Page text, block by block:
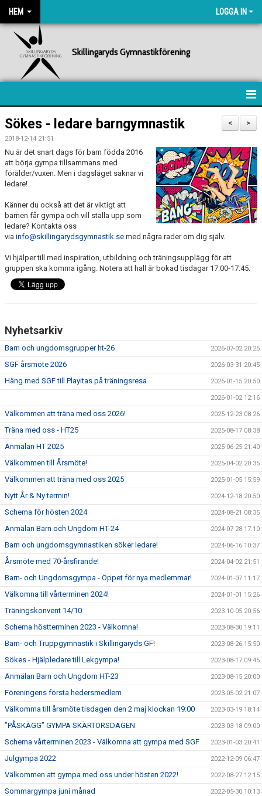
HEM LOGGA IN
Skillingaryds Gymnastikförening
HEM
NYHETER
FÖRENINGEN
BILDGALLERI
VÅRA LEDARE
>
<
Sökes - ledare barngymnastik
2018-12-14 21:51
Nu är det snart dags för barn födda 2016
att börja gympa tillsammans med
förälder/vuxen. Men i dagsläget saknar vi
ledare!
Känner du också att det är viktigt att
barnen får gympa och vill ställa upp som
ledare? Kontakta oss
via info@skillingarydsgymnastik.se med några rader om dig själv.
Vi hjälper till med inspiration, utbildning och träningsupplägg för att
gruppen ska komma igång. Notera att hall är bokad tisdagar 17:00-17:45.
Nyhetsarkiv
Barn och ungdomsgrupper ht-26 2026-07-02 20:25
SGF årsmöte 2026 2026-03-31 20:45
Häng med SGF till Playitas på träningsresa 2026-01-15 20:50
2026-01-02 12:16
Välkommen att träna med oss 2026! 2025-12-23 08:26
Träna med oss - HT25 2025-08-17 08:38
Anmälan HT 2025 2025-06-25 21:40
Välkommen till Årsmöte! 2025-04-02 20:35
Välkommen att träna med oss 2025 2025-01-05 15:59
Nytt År & Ny termin! 2024-12-18 20:50
Schema för hösten 2024 2024-08-21 08:35
Anmälan Barn och Ungdom HT-24 2024-07-28 17:10
Barn och ungdomsgymnastiken söker ledare! 2024-06-16 10:37
Årsmöte med 70-årsfirande! 2024-04-02 21:51
Barn- och Ungdomsgympa - Öppet för nya medlemmar! 2024-01-07 11:17
Välkomna till vårterminen 2024! 2024-01-01 15:26
Träningskonvent 14/10 2023-10-05 20:56
Schema höstterminen 2023 - Välkomna! 2023-08-30 19:11
Barn- och Truppgymnastik i Skillingaryds GF! 2023-08-26 15:50
Sökes - Hjälpledare till Lekgympa! 2023-08-17 09:45
Anmälan Barn och Ungdom HT-23 2023-08-15 20:00
Föreningens första hedersmedlem 2023-05-02 21:07
Välkomma till årsmöte tisdagen den 2 maj klockan 19:00 2023-03-19 18:14
”PÅSKÄGG” GYMPA SKÄRTORSDAGEN 2023-03-18 09:00
Schema vårterminen 2023 - Välkomna att gympa med SGF 2023-01-03 20:41
Julgympa 2022 2022-12-09 06:47
Välkommen att gympa med oss under hösten 2022! 2022-08-27 12:15
Sommargympa juni månad 2022-05-30 10:13